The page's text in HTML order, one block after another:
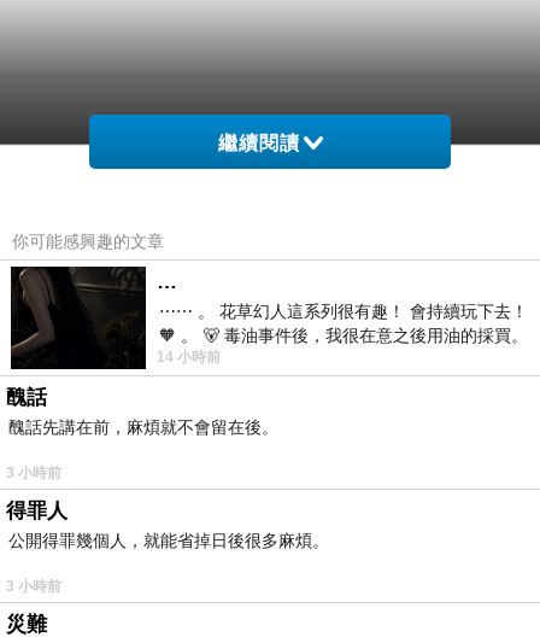
繼續閱讀
你可能感興趣的文章
…
⋯⋯ 。 花草幻人這系列很有趣！ 會持續玩下去！
🧡 。 🐻 毒油事件後，我很在意之後用油的採買。
前天購買了我之前就很愛
14 小時前
醜話
醜話先講在前，麻煩就不會留在後。
3 小時前
得罪人
公開得罪幾個人，就能省掉日後很多麻煩。
3 小時前
災難